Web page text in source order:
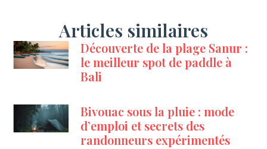
Articles similaires
Découverte de la plage Sanur :
le meilleur spot de paddle à
Bali
Bivouac sous la pluie : mode
d’emploi et secrets des
randonneurs expérimentés